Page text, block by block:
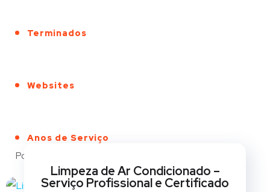
Terminados
Websites
Anos de Serviço
Portfólio
Limpeza de Ar Condicionado –
Serviço Profissional e Certificado